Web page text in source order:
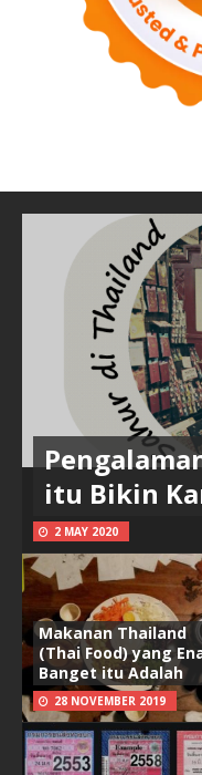
itu Bikin
2 MAY 2020
Makanan Thailand
(Thai Food) yang
Banget itu Adalah
28 NOVEMBER 2019